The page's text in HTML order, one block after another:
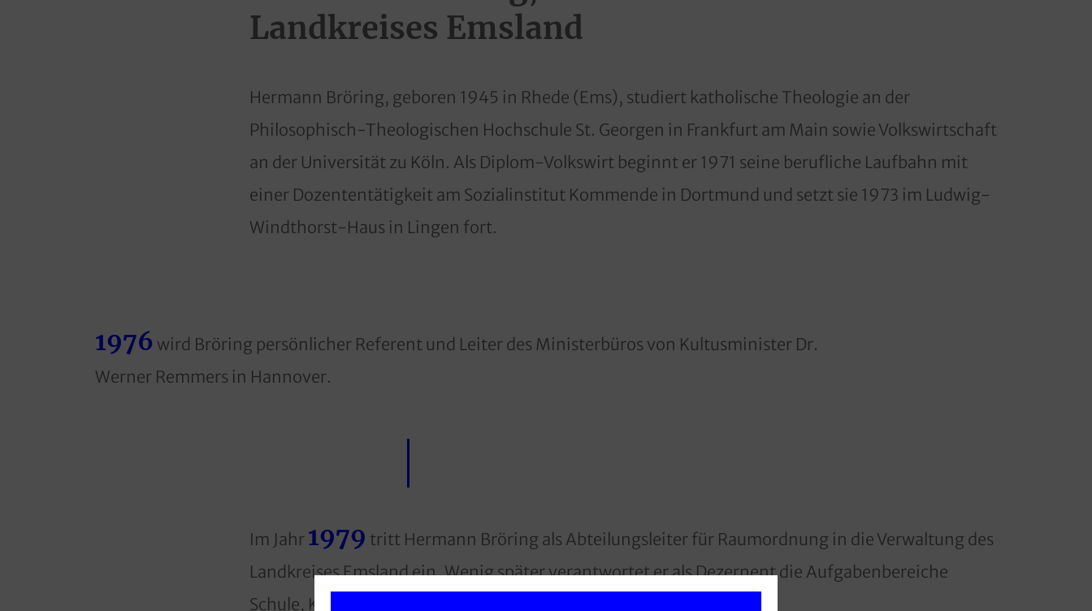
Landkreises Emsland
Hermann Bröring, geboren 1945 in Rhede (Ems), studiert katholische Theologie an der
Philosophisch-Theologischen Hochschule St. Georgen in Frankfurt am Main sowie Volkswirtschaft
an der Universität zu Köln. Als Diplom-Volkswirt beginnt er 1971 seine berufliche Laufbahn mit
einer Dozententätigkeit am Sozialinstitut Kommende in Dortmund und setzt sie 1973 im Ludwig-
Windthorst-Haus in Lingen fort.
1976 wird Bröring persönlicher Referent und Leiter des Ministerbüros von Kultusminister Dr.
Werner Remmers in Hannover.
Im Jahr 1979 tritt Hermann Bröring als Abteilungsleiter für Raumordnung in die Verwaltung des
Landkreises Emsland ein. Wenig später verantwortet er als Dezernent die Aufgabenbereiche
Schule, Kultur, Naturschutz und Raumordnung.